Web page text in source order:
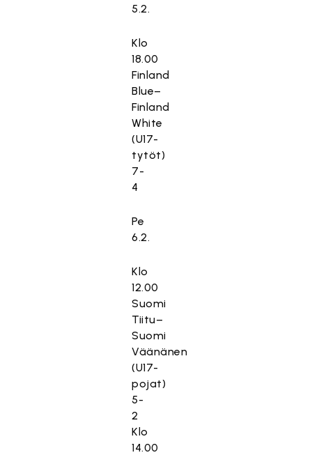
5.2.
Klo
18.00
Finland
Blue–
Finland
White
(U17-
tytöt)
7-
4
Pe
6.2.
Klo
12.00
Suomi
Tiitu–
Suomi
Väänänen
(U17-
pojat)
5-
2
Klo
14.00